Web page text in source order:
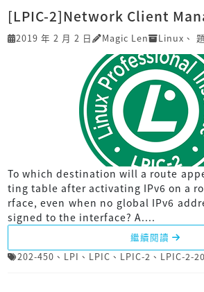
[LPIC-2]Network Client
2019 年 2 月 2 日 Magic Len Linux 、
To which destination will a route
ting table after activating IPv6 on a
rface, even when no global IPv6
signed to the interface? A....
繼續閱讀
202-450 、 LPI 、 LPIC 、 LPIC-2 、 LPIC-2-